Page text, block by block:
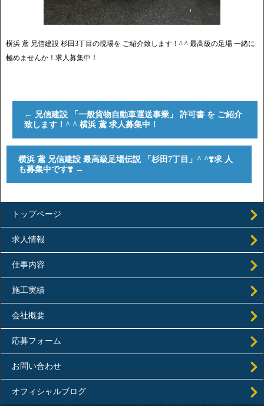
横浜 鳶 兄信建設 杉田3丁目の現場を ご紹介致します！^ ^ 最高級の足場 一緒に
極めませんか！求人募集中！
← 兄信建設 「一般貨物自動車運送事業」 許可書 を ご紹介
致します！^ ^ 横浜 鳶 求人募集中！
横浜 鳶 兄信建設 最高級足場伝説 「杉田7丁目」^ ^❣️求 人
も募集中です❣️ →
トップページ
求人情報
仕事内容
施工実績
会社概要
応募フォーム
お問い合わせ
オフィシャルブログ